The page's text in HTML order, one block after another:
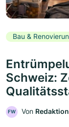
Bau &
Schweiz:
FW Von